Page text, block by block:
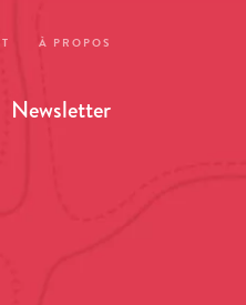
À PROPOS
Newsletter